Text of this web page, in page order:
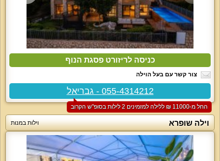
כניסה לריזורט פסגת הנוף
צור קשר עם בעל הוילה
055-4314212 - גבריאל
החל מ-‏11000 ₪ ללילה למזמינים 2 לילות בסופ"ש הקרוב
וילה שופרא וילות במנות